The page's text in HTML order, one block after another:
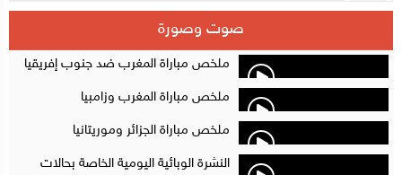
سلا.. توقيف ثلاثة مروجين وحجز أكثر من 4300 قرص مخدر وكوكايين وإكستازي
أقراص مهلوسة داخل فضاء للشيشة تستنفر شرطة أكادير 12:48
صوت وصورة
ملخص مباراة المغرب ضد جنوب إفريقيا
ملخص مباراة المغرب وزامبيا
ملخص مباراة الجزائر وموريتانيا
النشرة الوبائية اليومية الخاصة بحالات